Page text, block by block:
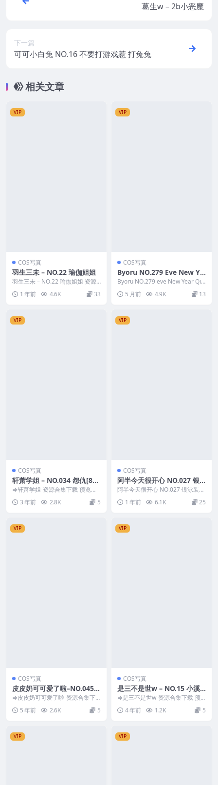
葛生w – 2b小恶魔
下一篇
可可小白兔 NO.16 不要打游戏惹 打兔兔
相关文章
VIP
COS写真
羽生三未 – NO.22 瑜伽姐姐
羽生三未 – NO.22 瑜伽姐姐 资源
简介 「资源名称」：羽生三未 – N
O....1 年前 4.6K 33
VIP
COS写真
Byoru NO.279 Eve New Ye
ar Qipao
Byoru NO.279 eve New Year Qip
5 月前 4.9K 13
VIP
COS写真
轩萧学姐 – NO.034 怨仇[80P
2V-882MB]
⇒轩萧学姐-资源合集下载 预览图
片 资源简介 「资源名称」：轩萧
学姐 – NO....
3 年前 2.8K 5
VIP
COS写真
阿半今天很开心 NO.027 银
泳装
阿半今天很开心 NO.027 银泳装
资源简介 「资源名称」：阿半今
天很开心 N...
1 年前 6.1K 25
VIP
COS写真
皮皮奶可可爱了啦–NO.045 V
ol.29 圣诞痴女 [60P1V-1.12
GB]
⇒皮皮奶可可爱了啦-资源合集下
载 预览图片 资源简介 「资源名
称」：皮皮奶可可爱...
5 年前 2.6K 5
VIP
COS写真
是三不是世w – NO.15 小溪
竞泳[47P-2.73GB]
⇒是三不是世w-资源合集下载 预
览图片 资源简介 「资源名称」：
是三不是世w –...
4 年前 1.2K 5
VIP VIP